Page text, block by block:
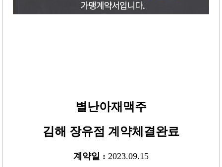
별난아재맥주
김해 장유점 계약체결완료
계약일 : 2023.09.15